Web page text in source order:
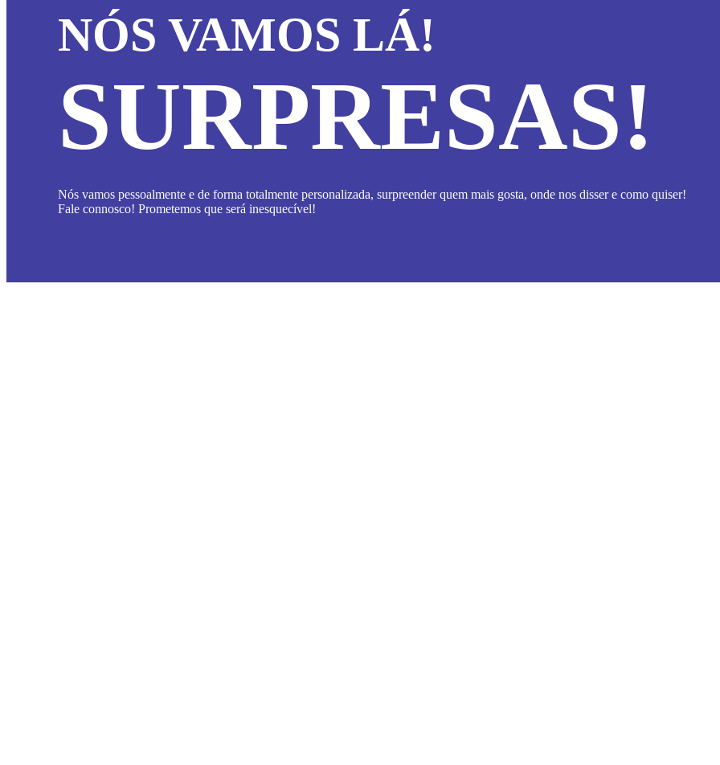
NÓS VAMOS LÁ!
SURPRESAS!
Nós vamos pessoalmente e de forma totalmente personalizada, surpreender quem mais gosta, onde nos disser e como quiser!
Fale connosco! Prometemos que será inesquecível!